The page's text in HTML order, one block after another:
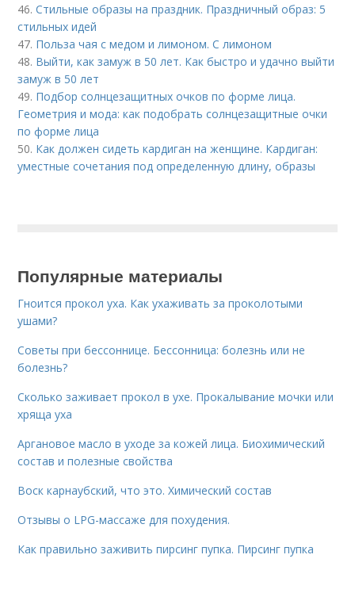
46.Стильные образы на праздник. Праздничный образ: 5
стильных идей
47. Польза чая с медом и лимоном. С лимоном
48. Выйти, как замуж в 50 лет. Как быстро и удачно выйти
замуж в 50 лет
49. Подбор солнцезащитных очков по форме лица.
Геометрия и мода: как подобрать солнцезащитные очки
по форме лица
50. Как должен сидеть кардиган на женщине. Кардиган:
уместные сочетания под определенную длину, образы
Популярные материалы
Гноится прокол уха. Как ухаживать за проколотыми
ушами?
Советы при бессоннице. Бессонница: болезнь или не
болезнь?
Сколько заживает прокол в ухе. Прокалывание мочки или
хряща уха
Аргановое масло в уходе за кожей лица. Биохимический
состав и полезные свойства
Воск карнаубский, что это. Химический состав
Отзывы о LPG-массаже для похудения.
Как правильно заживить пирсинг пупка. Пирсинг пупка